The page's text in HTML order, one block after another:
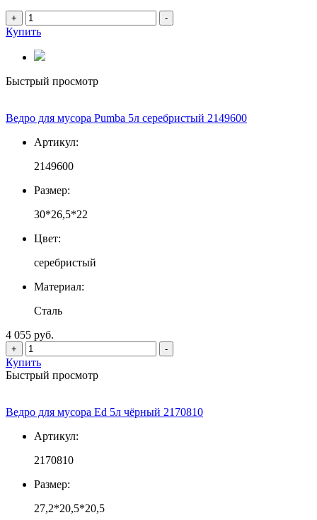
+ -
Купить
Быстрый просмотр
Ведро для мусора Pumba 5л серебристый 2149600
Артикул:
2149600
Размер:
30*26,5*22
Цвет:
серебристый
Материал:
Сталь
4 055 руб.
+ -
Купить
Быстрый просмотр
Ведро для мусора Ed 5л чёрный 2170810
Артикул:
2170810
Размер:
27,2*20,5*20,5